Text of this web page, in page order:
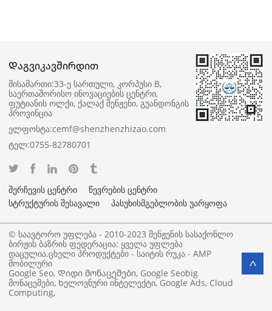
Დაგვიკავშირდით
მისამართი:33-ე სართული, კორპუსი B,
საერთაშორისო ინოვაციების ცენტრი,
ფუტიანის ოლქი, ქალაქ შენჟენი, გუანდონგის
პროვინცია
ელფოსტა:cemf@shenzhenzhizao.com
ტელ:0755-82780701
შერჩევის ცენტრი
წევრების ცენტრი
სტრუქტურის შესავალი
პასუხისმგებლობის უარყოფა
© საავტორო უფლება - 2010-2023 შენჟენის სასაქონლო
ბირჟის ბაზრის ფედერაცია: ყველა უფლება
დაცულია.ცხელი პროდუქტები - საიტის რუკა -AMP
მობილური
Google Seo, Დიდი მონაცემები, Google Seobig
მონაცემები, Ხელოვნური ინტელექტი, Google Ads, Cloud
Computing,
>